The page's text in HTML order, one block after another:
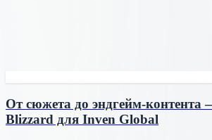
От сюжета до эндгейм-контента
Blizzard для Inven Global